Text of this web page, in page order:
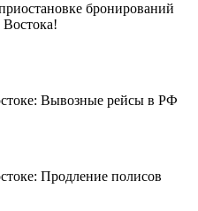
бронирований
Вывозные рейсы в РФ
Продление полисов